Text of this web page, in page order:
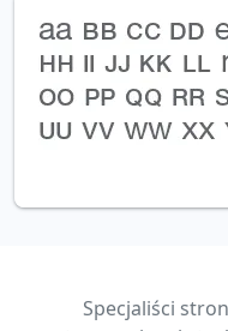
Specjaliści